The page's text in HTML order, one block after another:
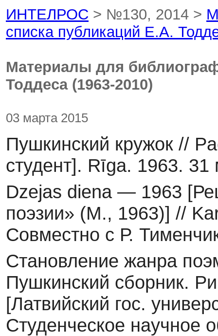
ИНТЕЛРОС > №130, 2014 >
списка публикаций Е.А.
Материалы для
Тоддеса (1963-2010)
03 марта 2015
Пушкинский кружок //
студент]. Rīga. 1963.
Dzejas diena — 1963
поэзии» (М., 1963)] //
Совместно с Р.
Становление жанра
Пушкинский сборник.
[Латвийский гос.
Студенческое научное